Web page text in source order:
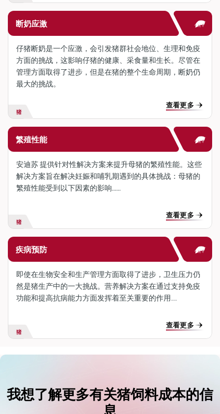
断奶应激
仔猪断奶是一个应激，会引发猪群社会地位、生理和免疫
方面的挑战，这影响仔猪的健康、采食量和生长。尽管在
管理方面取得了进步，但是在猪的整个生命周期，断奶仍
最大的挑战。
查看更多
猪
繁殖性能
安迪苏 提供针对性解决方案来提升母猪的繁殖性能。这些
解决方案旨在解决妊娠和哺乳期遇到的具体挑战：母猪的
繁殖性能受到以下因素的影响……
查看更多
猪
疾病预防
即使在生物安全和生产管理方面取得了进步，卫生压力仍
然是猪生产中的一大挑战。营养解决方案在通过支持免疫
功能和提高抗病能力方面发挥着至关重要的作用...
查看更多
猪
我想了解更多有关猪饲料成本的信
息